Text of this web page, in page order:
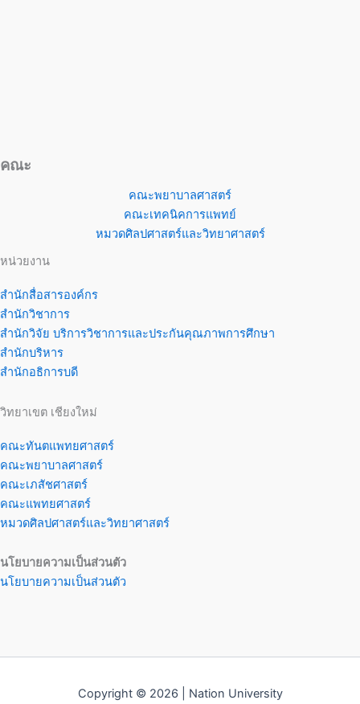
คณะ
คณะพยาบาลศาสตร์
คณะเทคนิคการแพทย์
หมวดศิลปศาสตร์และวิทยาศาสตร์
หน่วยงาน
สำนักสื่อสารองค์กร
สำนักวิชาการ
สำนักวิจัย บริการวิชาการและประกันคุณภาพการศึกษา
สำนักบริหาร
สำนักอธิการบดี
วิทยาเขต เชียงใหม่
คณะทันตแพทยศาสตร์
คณะพยาบาลศาสตร์
คณะเภสัชศาสตร์
คณะแพทยศาสตร์
หมวดศิลปศาสตร์และวิทยาศาสตร์
นโยบายความเป็นส่วนตัว
นโยบายความเป็นส่วนตัว
Copyright © 2026 | Nation University